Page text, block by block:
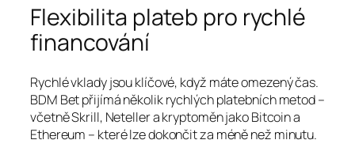
Flexibilita plateb pro rychlé
financování
Rychlé vklady jsou klíčové, když máte omezený čas.
BDM Bet přijímá několik rychlých platebních metod –
včetně Skrill, Neteller a kryptoměn jako Bitcoin a
Ethereum – které lze dokončit za méně než minutu.